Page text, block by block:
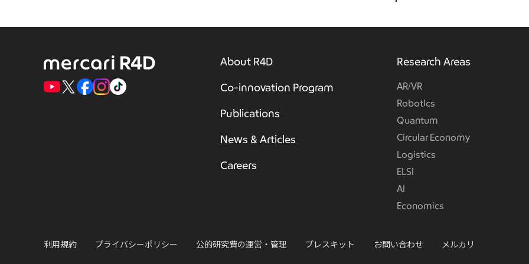
About R4D
Co-innovation Program
Publications
News & Articles
Careers
Research Areas
AR/VR
Robotics
Quantum
Circular Economy
Logistics
ELSI
AI
Economics
利用規約 プライバシーポリシー 公的研究費の運営・管理 プレスキット お問い合わせ メルカリ